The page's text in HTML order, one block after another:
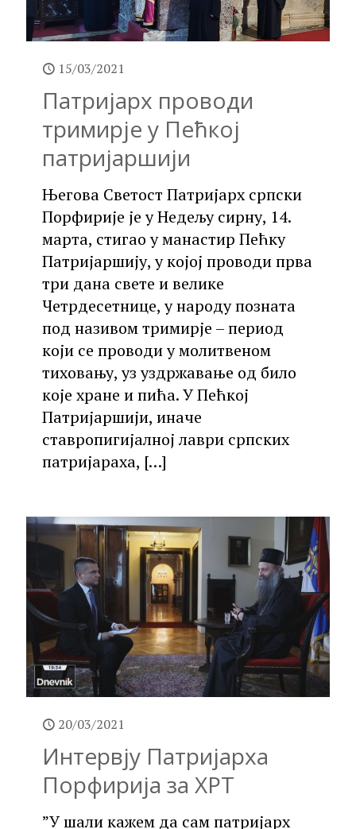
15/03/2021
Патријарх проводи
тримирје у Пећкој
патријаршији
Његова Светост Патријарх српски
Порфирије је у Недељу сирну, 14.
марта, стигао у манастир Пећку
Патријаршију, у којој проводи прва
три дана свете и велике
Четрдесетнице, у народу позната
под називом тримирје – период
који се проводи у молитвеном
тиховању, уз уздржавање од било
које хране и пића. У Пећкој
Патријаршији, иначе
ставропигијалној лаври српских
патријараха, […]
20/03/2021
Интервју Патријарха
Порфирија за ХРТ
”У шали кажем да сам патријарх